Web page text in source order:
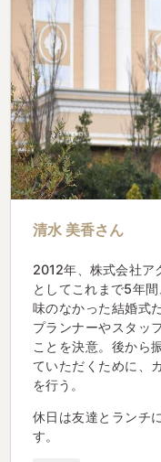
清水 美香さん
2012年、株式会社ア
としてこれまで5年
味のなかった結婚式
プランナーやスタッ
ことを決意。後から
ていただくために、
を行う。
休日は友達とランチ
す。